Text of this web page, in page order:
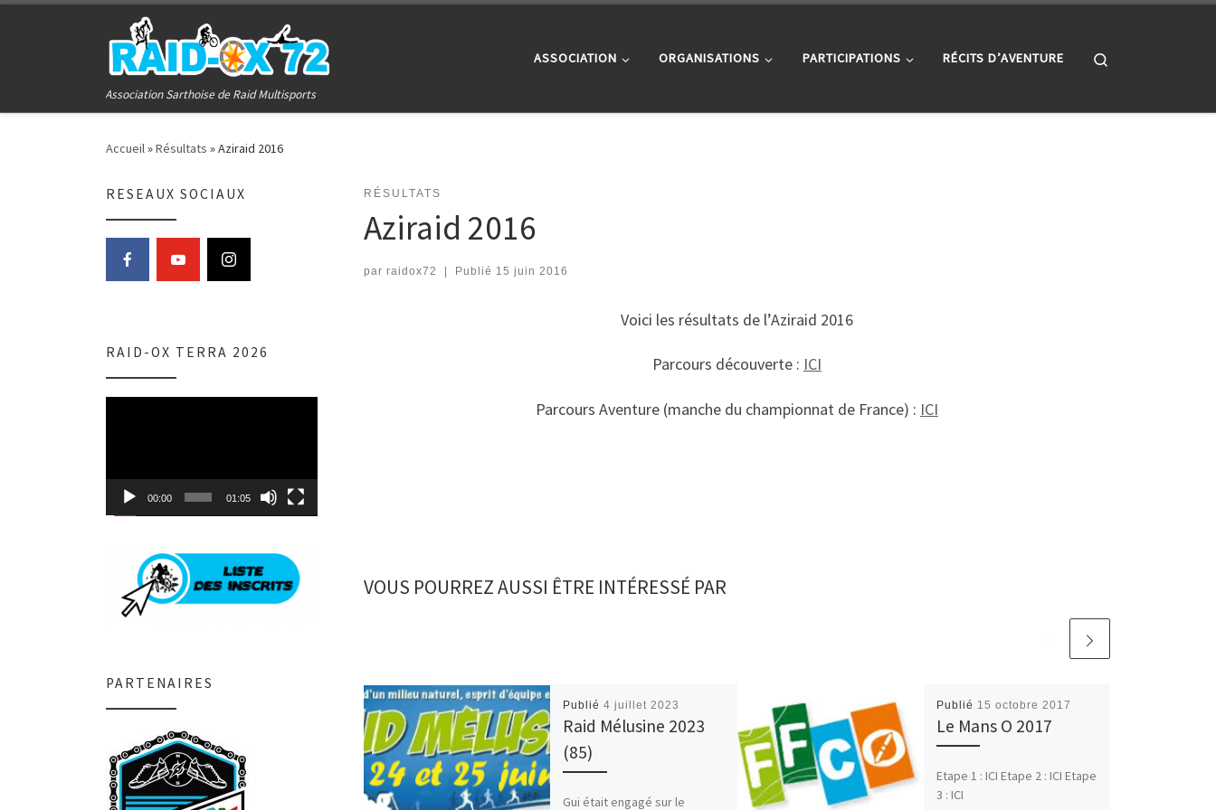
Association Sarthoise de Raid Multisports
ASSOCIATION ORGANISATIONS PARTICIPATIONS RÉCITS D’AVENTURE
Accueil»Résultats »Aziraid 2016
RÉSULTATS
Aziraid 2016
par raidox72 | Publié 15 juin 2016
Voici les résultats de l’Aziraid 2016
Parcours découverte : ICI
Parcours Aventure (manche du championnat de France) : ICI
VOUS POURREZ AUSSI ÊTRE INTÉRESSÉ PAR
Publié4 juillet 2023
Raid Mélusine 2023
(85)
Gui était engagé sur le
Publié 15 octobre 2017
Le Mans O 2017
Etape 1 : ICI Etape 2 : ICI Etape
3 : ICI
RESEAUX SOCIAUX
RAID-OX TERRA 2026
00:00 01:05
PARTENAIRES